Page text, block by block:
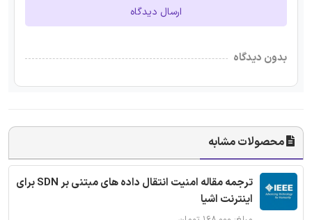
ارسال دیدگاه
بدون دیدگاه
محصولات مشابه
ترجمه مقاله امنیت انتقال داده های مبتنی بر SDN برای
اینترنت اشیا